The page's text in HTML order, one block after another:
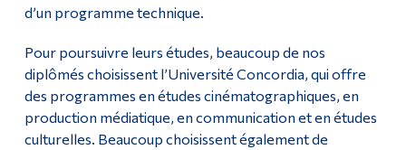
d’un programme technique.
Pour poursuivre leurs études, beaucoup de nos
diplômés choisissent l’Université Concordia, qui offre
des programmes en études cinématographiques, en
production médiatique, en communication et en études
culturelles. Beaucoup choisissent également de